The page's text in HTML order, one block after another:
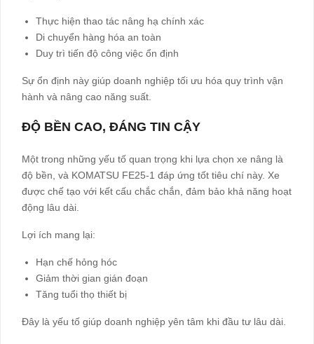
Thực hiện thao tác nâng hạ chính xác
Di chuyển hàng hóa an toàn
Duy trì tiến độ công việc ổn định
Sự ổn định này giúp doanh nghiệp tối ưu hóa quy trình vận
hành và nâng cao năng suất.
ĐỘ BỀN CAO, ĐÁNG TIN CẬY
Một trong những yếu tố quan trọng khi lựa chọn xe nâng là
độ bền, và KOMATSU FE25-1 đáp ứng tốt tiêu chí này. Xe
được chế tạo với kết cấu chắc chắn, đảm bảo khả năng hoạt
động lâu dài.
Lợi ích mang lại:
Hạn chế hỏng hóc
Giảm thời gian gián đoạn
Tăng tuổi thọ thiết bị
Đây là yếu tố giúp doanh nghiệp yên tâm khi đầu tư lâu dài.